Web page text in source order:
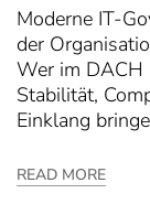
Moderne IT-
der
Wer im
Stabilität,
Einklang
READ MORE